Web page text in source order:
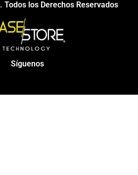
. Todos los Derechos Reservados
Síguenos